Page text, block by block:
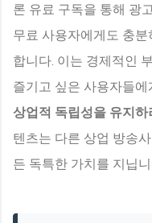
론 유료 구독을 통해 광
무료 사용자에게도 충
합니다. 이는 경제적인
즐기고 싶은 사용자들
상업적 독립성을 유지
텐츠는 다른 상업 방송
든 독특한 가치를 지닙니